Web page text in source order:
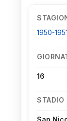
1950-1951
16
STADIO